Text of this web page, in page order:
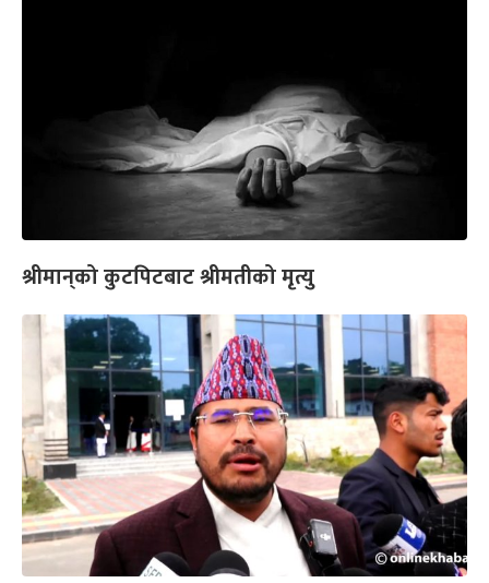
श्रीमान‍्‍को कुटपिटबाट श्रीमतीको मृत्यु